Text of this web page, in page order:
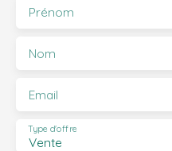
Prénom
Nom
Email
Vente
Type d'offre